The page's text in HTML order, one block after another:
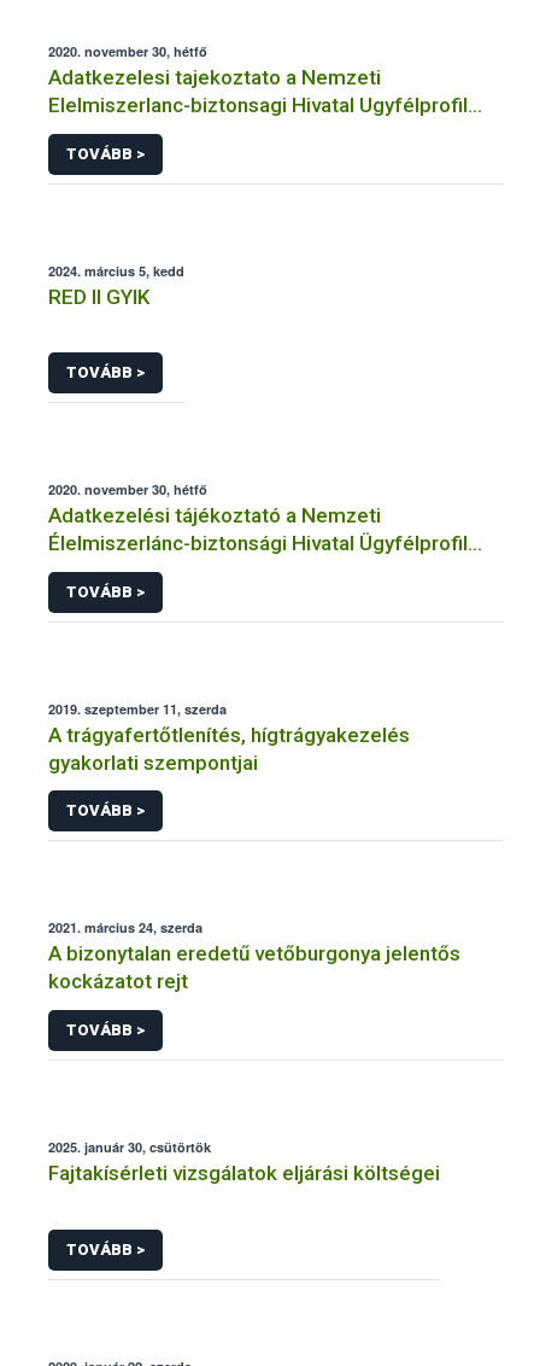
2020. november 30, hétfő
Adatkezelesi tajekoztato a Nemzeti
Elelmiszerlanc-biztonsagi Hivatal Ugyfélprofil
Rendszerben erdeszeti szaporitoanyag
temakorben intezheto kozhatalmi eljarasaihoz
kapcsolodo adatkezelesehez
TOVÁBB >
2024. március 5, kedd
RED II GYIK
TOVÁBB >
2020. november 30, hétfő
Adatkezelési tájékoztató a Nemzeti
Élelmiszerlánc-biztonsági Hivatal Ügyfélprofil
Rendszerben növénytermesztés témakörben
intézhető közhatalmi eljárásaihoz kapcsolódó
adatkezeléséhez
TOVÁBB >
2019. szeptember 11, szerda
A trágyafertőtlenítés, hígtrágyakezelés
gyakorlati szempontjai
TOVÁBB >
2021. március 24, szerda
A bizonytalan eredetű vetőburgonya jelentős
kockázatot rejt
TOVÁBB >
2025. január 30, csütörtök
Fajtakísérleti vizsgálatok eljárási költségei
TOVÁBB >